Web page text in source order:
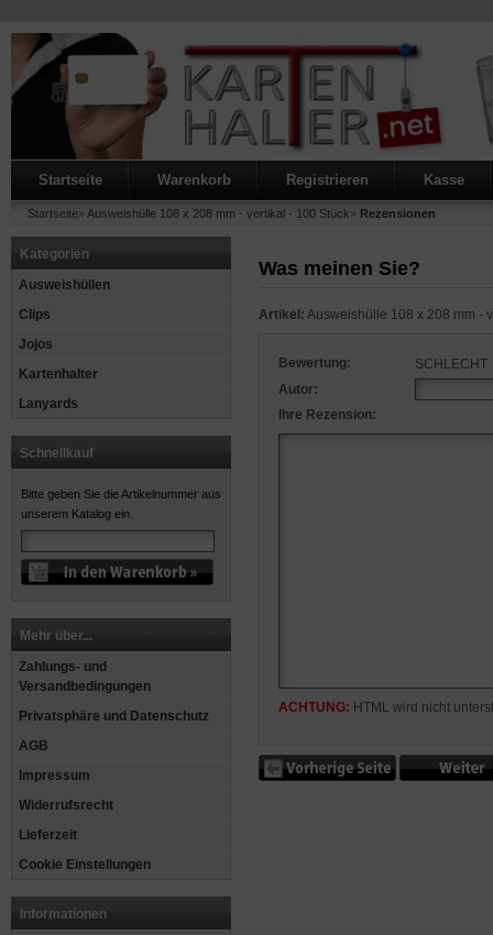
Startseite Warenkorb Registrieren Kasse
Startseite»Ausweishülle 108 x 208 mm - vertikal - 100 Stück» Rezensionen
Kategorien
Ausweishüllen
Clips
Jojos
Kartenhalter
Lanyards
Schnellkauf
Bitte geben Sie die Artikelnummer aus
unserem Katalog ein.
Mehr über...
Zahlungs- und
Versandbedingungen
Privatsphäre und Datenschutz
AGB
Impressum
Widerrufsrecht
Lieferzeit
Cookie Einstellungen
Informationen
Was meinen Sie?
Artikel: Ausweishülle 108 x 208 mm -
Bewertung:
SCHLECHT
Autor:
Ihre Rezension:
ACHTUNG: HTML wird nicht